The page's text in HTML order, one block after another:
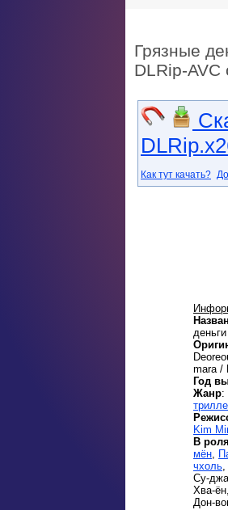
Грязные
DLRip-AVC
Как тут качать?
деньги
mara /
Год
Жанр:
Kim
В
мён,
чхоль,
Су-
Хва-
Дон-